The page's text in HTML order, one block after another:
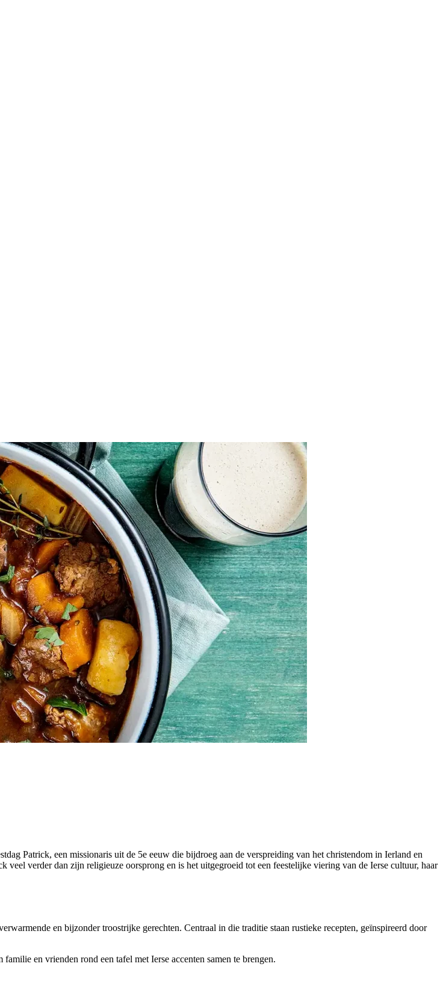
Patrick, een missionaris uit de 5e eeuw die bijdroeg aan de verspreiding van het christendom in Ierland en
verder dan zijn religieuze oorsprong en is het uitgegroeid tot een feestelijke viering van de Ierse cultuur, haar
en bijzonder troostrijke gerechten. Centraal in die traditie staan rustieke recepten, geïnspireerd door
en vrienden rond een tafel met Ierse accenten samen te brengen.